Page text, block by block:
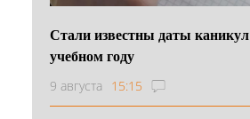
Стали известны даты каникул
учебном году
9 августа 15:15